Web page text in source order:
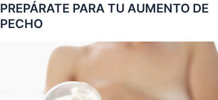
PREPÁRATE PARA TU AUMENTO DE
PECHO